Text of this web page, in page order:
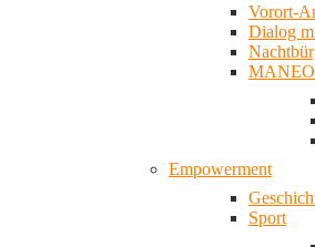
Vorort-
Dialog
Empowerment
Sport